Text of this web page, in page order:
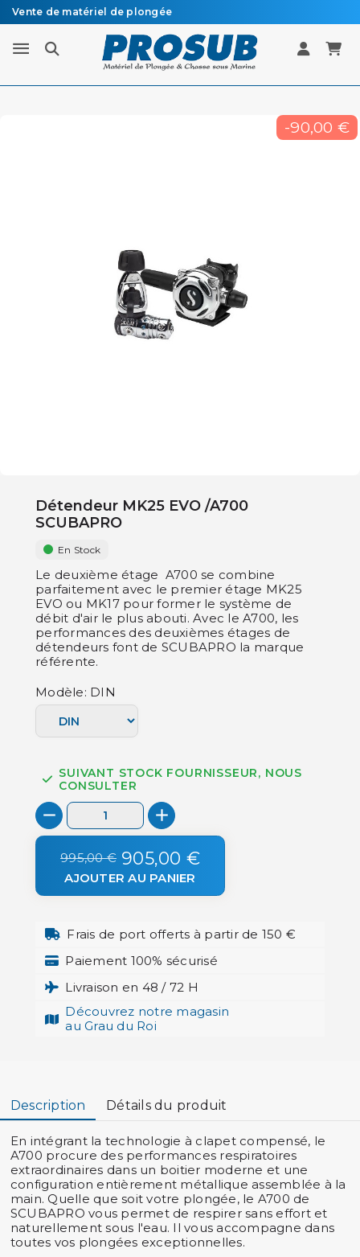
Livraison sous 48h à 72h en colissimo recommandé
-90,00 €
Détendeur MK25 EVO /A700
SCUBAPRO
En Stock
Le deuxième étage A700 se combine
parfaitement avec le premier étage MK25
EVO ou MK17 pour former le système de
débit d'air le plus abouti. Avec le A700, les
performances des deuxièmes étages de
détendeurs font de SCUBAPRO la marque
référente.
Modèle: DIN
SUIVANT STOCK FOURNISSEUR, NOUS
CONSULTER
995,00 € 905,00 €
AJOUTER AU PANIER
Frais de port offerts à partir de 150 €
Paiement 100% sécurisé
Livraison en 48 / 72 H
Découvrez notre magasin
au Grau du Roi
Description Détails du produit
En intégrant la technologie à clapet compensé, le
A700 procure des performances respiratoires
extraordinaires dans un boitier moderne et une
configuration entièrement métallique assemblée à la
main. Quelle que soit votre plongée, le A700 de
SCUBAPRO vous permet de respirer sans effort et
naturellement sous l'eau. Il vous accompagne dans
toutes vos plongées exceptionnelles.